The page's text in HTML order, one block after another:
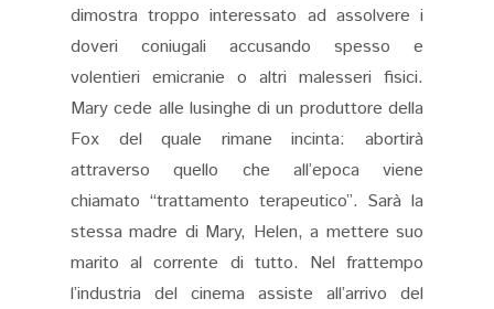
dimostra troppo interessato ad assolvere i
doveri coniugali accusando spesso e
volentieri emicranie o altri malesseri fisici.
Mary cede alle lusinghe di un produttore della
Fox del quale rimane incinta: abortirà
attraverso quello che all’epoca viene
chiamato “trattamento terapeutico”. Sarà la
stessa madre di Mary, Helen, a mettere suo
marito al corrente di tutto. Nel frattempo
l’industria del cinema assiste all’arrivo del